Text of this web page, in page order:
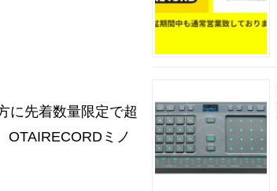
に先着数量限定で超
ミノ